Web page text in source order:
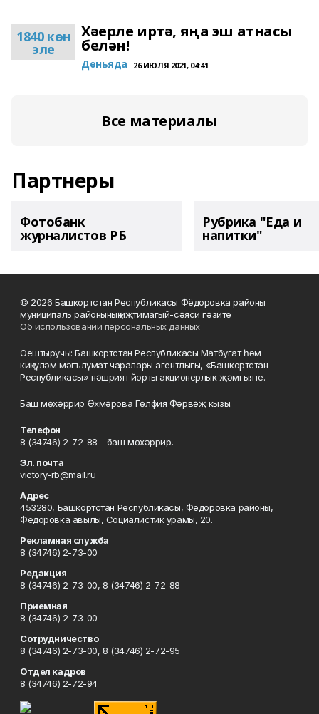
1840 көн
эле
Хәерле иртә, яңа эш атнасы
белән!
Дөньяда 26 ИЮЛЯ 2021, 04:41
Все материалы
Партнеры
Фотобанк
журналистов РБ
Рубрика "Еда и
напитки"
© 2026 Башкортстан Республикасы Фёдоровка районы
муниципаль районының иҗтимагый-сәяси гәзите
Об использовании персональных данных
Оештыручы: Башкортстан Республикасы Матбугат һәм
киңкүләм мәгълүмат чаралары агентлыгы, «Башкортстан
Республикасы» нәшрият йорты акционерлык җәмгыяте.
Баш мөхәррир Әхмәрова Гөлфия Фәрвәҗ кызы.
Телефон
8 (34746) 2-72-88 - баш мөхәррир.
Эл. почта
victory-rb@mail.ru
Адрес
453280, Башкортстан Республикасы, Фёдоровка районы,
Фёдоровка авылы, Социалистик урамы, 20.
Рекламная служба
8 (34746) 2-73-00
Редакция
8 (34746) 2-73-00, 8 (34746) 2-72-88
Приемная
8 (34746) 2-73-00
Сотрудничество
8 (34746) 2-73-00, 8 (34746) 2-72-95
Отдел кадров
8 (34746) 2-72-94